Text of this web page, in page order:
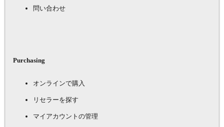
問い合わせ
Purchasing
オンラインで購入
リセラーを探す
マイアカウントの管理